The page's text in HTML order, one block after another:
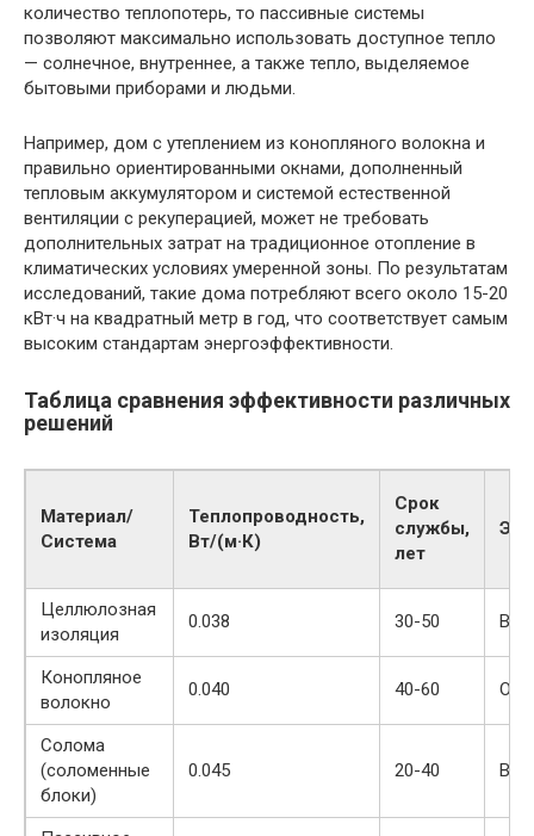
количество теплопотерь, то пассивные системы
позволяют максимально использовать доступное тепло
— солнечное, внутреннее, а также тепло, выделяемое
бытовыми приборами и людьми.
Например, дом с утеплением из конопляного волокна и
правильно ориентированными окнами, дополненный
тепловым аккумулятором и системой естественной
вентиляции с рекуперацией, может не требовать
дополнительных затрат на традиционное отопление в
климатических условиях умеренной зоны. По результатам
исследований, такие дома потребляют всего около 15-20
кВт·ч на квадратный метр в год, что соответствует самым
высоким стандартам энергоэффективности.
Таблица сравнения эффективности различных
решений
Материал/
Система
Теплопроводность,
Вт/(м·К)
Срок
службы,
лет
Целлюлозная
изоляция
0.038 30-50
Конопляное
волокно
0.040 40-60
Солома
(соломенные
блоки)
0.045 20-40